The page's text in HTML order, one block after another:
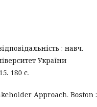
: навч.
України
180 с.
Approach. Boston :